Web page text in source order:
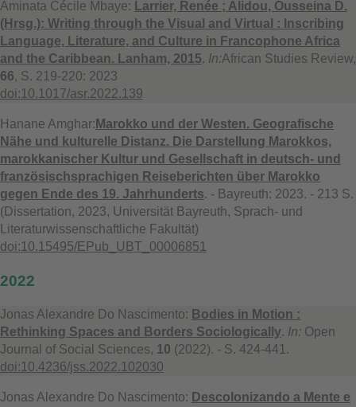
Aminata Cécile Mbaye: Larrier, Renée ; Alidou, Ousseina D.
(Hrsg.): Writing through the Visual and Virtual : Inscribing
Language, Literature, and Culture in Francophone Africa
and the Caribbean. Lanham, 2015. In:African Studies Review,
66, S. 219-220: 2023
doi:10.1017/asr.2022.139
Hanane Amghar: Marokko und der Westen. Geografische
Nähe und kulturelle Distanz. Die Darstellung Marokkos,
marokkanischer Kultur und Gesellschaft in deutsch- und
französischsprachigen Reiseberichten über Marokko
gegen Ende des 19. Jahrhunderts. - Bayreuth: 2023. - 213 S.
(Dissertation, 2023, Universität Bayreuth, Sprach- und
Literaturwissenschaftliche Fakultät)
doi:10.15495/EPub_UBT_00006851
2022
Jonas Alexandre Do Nascimento: Bodies in Motion :
Rethinking Spaces and Borders Sociologically. In: Open
Journal of Social Sciences, 10 (2022). - S. 424-441.
doi:10.4236/jss.2022.102030
Jonas Alexandre Do Nascimento: Descolonizando a Mente e